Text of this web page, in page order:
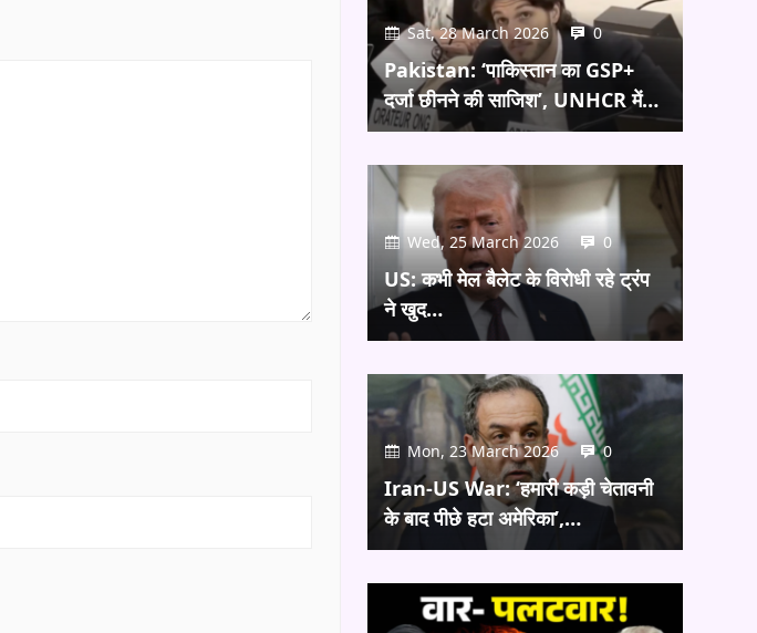
Sat, 28 March 2026 0
Pakistan: ‘पाकिस्तान का GSP+
दर्जा छीनने की साजिश’, UNHCR में…
Wed, 25 March 2026 0
US: कभी मेल बैलेट के विरोधी रहे ट्रंप
ने खुद…
Mon, 23 March 2026 0
Iran-US War: ‘हमारी कड़ी चेतावनी
के बाद पीछे हटा अमेरिका’,…